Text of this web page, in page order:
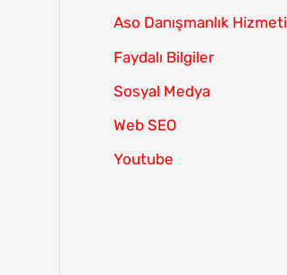
Aso Danışmanlık Hizmeti
Faydalı Bilgiler
Sosyal Medya
Web SEO
Youtube